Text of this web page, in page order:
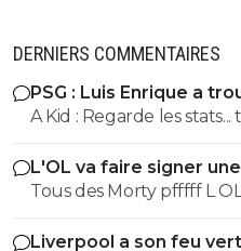
DERNIERS COMMENTAIRES
PSG : Luis Enrique a
A Kid : Regarde les
L'OL va faire signer
Tous des Morty pfffff L
MOUHAHAHAHAHA!!!!!
Liverpool a son feu